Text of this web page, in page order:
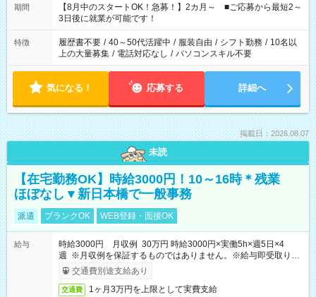
「できれば残業はしたくない」 など、ご希望を教えてください
ね。 ※Wワーク希望の方へ 今ご覧のお仕事で希望する勤務時間
と、もう1つのお仕事の勤務時間。 合計で週40時間を超える場
合は応募できません。
期間
【8月中のスタートOK！急募！】2カ月～ ■ご応募から最短2～
3日後に就業が可能です！
特徴 履歴書不要 / 40～50代活躍中 / 服装自由 / シフト勤務 / 10名以
上の大量募集 / 電話対応なし / パソコンスキル不要
気になる！ 応募する 詳細へ
掲載日：2026.08.07
未読
【在宅勤務OK】時給3000円！10～16時＊残業
ほぼなし▼新日本橋で一般事務
派遣 ブランクOK WEB登録・面接OK
給与
時給3000円 月収例 30万円 時給3000円×実働5h×週5日×4
週 ※月収例を保証するものではありません。※給与即受取りサ
ービス利用可（利用条件有）
交通費別途支給あり
交通費 1ヶ月3万円を上限として実費支給